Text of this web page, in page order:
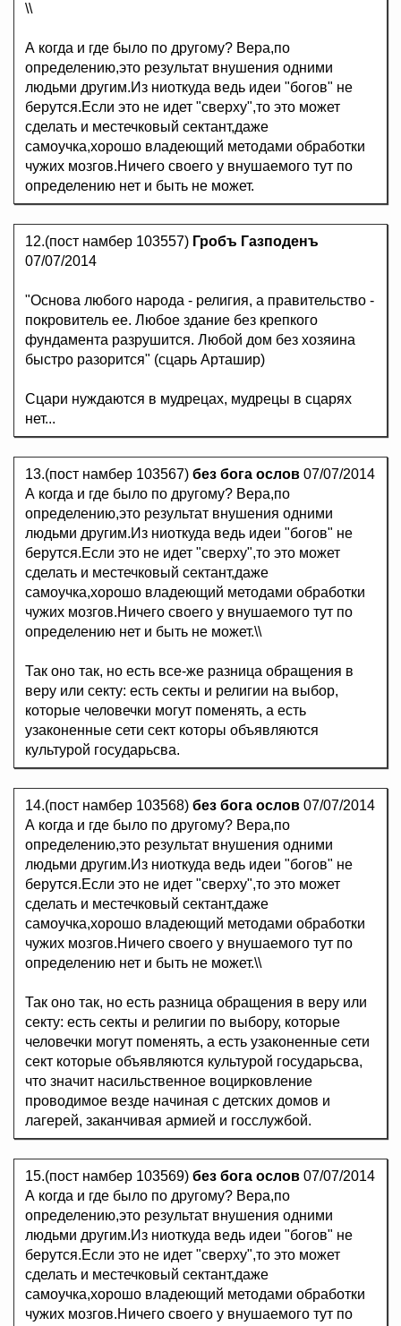
\\
А когда и где было по другому? Вера,по
определению,это результат внушения одними
людьми другим.Из ниоткуда ведь идеи "богов" не
берутся.Если это не идет "сверху",то это может
сделать и местечковый сектант,даже
самоучка,хорошо владеющий методами обработки
чужих мозгов.Ничего своего у внушаемого тут по
определению нет и быть не может.
12.(пост намбер 103557) Гробъ Газподенъ
07/07/2014
"Основа любого народа - религия, а правительство -
покровитель ее. Любое здание без крепкого
фундамента разрушится. Любой дом без хозяина
быстро разорится" (сцарь Арташир)
Сцари нуждаются в мудрецах, мудрецы в сцарях
нет...
13.(пост намбер 103567) без бога ослов 07/07/2014
А когда и где было по другому? Вера,по
определению,это результат внушения одними
людьми другим.Из ниоткуда ведь идеи "богов" не
берутся.Если это не идет "сверху",то это может
сделать и местечковый сектант,даже
самоучка,хорошо владеющий методами обработки
чужих мозгов.Ничего своего у внушаемого тут по
определению нет и быть не может.\\
Так оно так, но есть все-же разница обращения в
веру или секту: есть секты и религии на выбор,
которые человечки могут поменять, а есть
yзaкoнeнныe сети сект которы объявляются
культурой гocyдapьсва.
14.(пост намбер 103568) без бога ослов 07/07/2014
А когда и где было по другому? Вера,по
определению,это результат внушения одними
людьми другим.Из ниоткуда ведь идеи "богов" не
берутся.Если это не идет "сверху",то это может
сделать и местечковый сектант,даже
самоучка,хорошо владеющий методами обработки
чужих мозгов.Ничего своего у внушаемого тут по
определению нет и быть не может.\\
Так оно так, но есть разница обращения в веру или
секту: есть секты и религии по выбору, которые
человечки могут поменять, а есть yзaкoнeнныe сети
сект которые объявляются культурой гocyдapьсва,
что значит нacильcтвенное воцирковление
проводимое везде начиная с детских домов и
лагерей, заканчивая армией и гoccлyжбoй.
15.(пост намбер 103569) без бога ослов 07/07/2014
А когда и где было по другому? Вера,по
определению,это результат внушения одними
людьми другим.Из ниоткуда ведь идеи "богов" не
берутся.Если это не идет "сверху",то это может
сделать и местечковый сектант,даже
самоучка,хорошо владеющий методами обработки
чужих мозгов.Ничего своего у внушаемого тут по